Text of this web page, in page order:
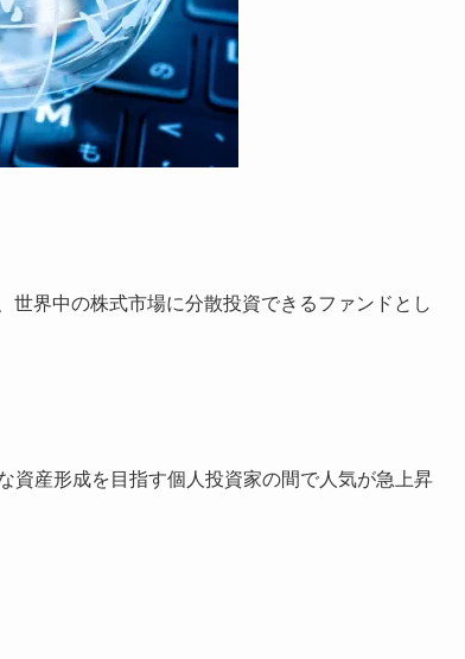
世界中の株式市場に分散投資できるファンドとし
資産形成を目指す個人投資家の間で人気が急上昇